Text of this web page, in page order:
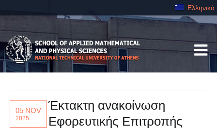
Ελληνικά
05 NOV
2025
Έκτακτη ανακοίνωση
Εφορευτικής Επιτροπής